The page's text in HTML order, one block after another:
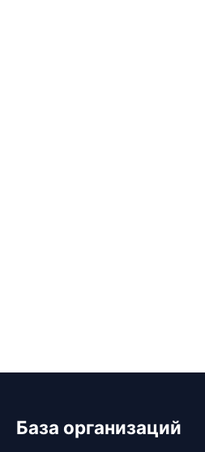
База организаций